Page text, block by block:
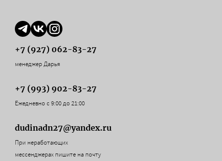
+7 (927) 062-83-27
менеджер Дарья
+7 (993) 902-83-27
Ежедневно с 9:00 до 21:00
dudinadn27@yandex.ru
При неработающих
мессенджерах пишите на почту